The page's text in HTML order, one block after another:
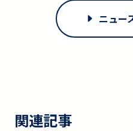
ニュー
関連記事